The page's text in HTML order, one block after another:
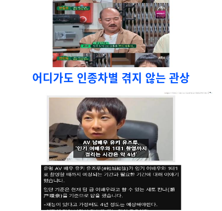
어디가도 인종차별 겪지 않는 관상